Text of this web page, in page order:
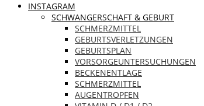
INSTAGRAM
SCHWANGERSCHAFT & GEBURT
SCHMERZMITTEL
GEBURTSVERLETZUNGEN
GEBURTSPLAN
VORSORGEUNTERSUCHUNGEN
BECKENENTLAGE
SCHMERZMITTEL
AUGENTROPFEN